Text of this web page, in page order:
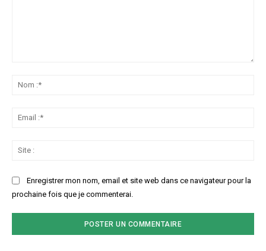
Enregistrer mon nom, email et site web dans ce navigateur pour la
prochaine fois que je commenterai.